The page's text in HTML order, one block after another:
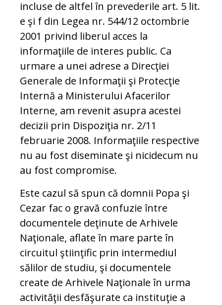
incluse de altfel în prevederile art. 5 lit.
e şi f din Legea nr. 544/12 octombrie
2001 privind liberul acces la
informaţiile de interes public. Ca
urmare a unei adrese a Direcţiei
Generale de Informaţii şi Protecţie
Internă a Ministerului Afacerilor
Interne, am revenit asupra acestei
decizii prin Dispoziţia nr. 2/11
februarie 2008. Informaţiile respective
nu au fost diseminate şi nicidecum nu
au fost compromise.
Este cazul să spun că domnii Popa şi
Cezar fac o gravă confuzie între
documentele deţinute de Arhivele
Naţionale, aflate în mare parte în
circuitul ştiinţific prin intermediul
sălilor de studiu, şi documentele
create de Arhivele Naţionale în urma
activităţii desfăşurate ca instituţie a